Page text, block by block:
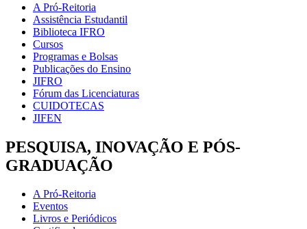
A Pró-Reitoria
Assistência Estudantil
Biblioteca IFRO
Cursos
Programas e Bolsas
Publicações do Ensino
JIFRO
Fórum das Licenciaturas
CUIDOTECAS
JIFEN
PESQUISA, INOVAÇÃO E PÓS-
GRADUAÇÃO
A Pró-Reitoria
Eventos
Livros e Periódicos